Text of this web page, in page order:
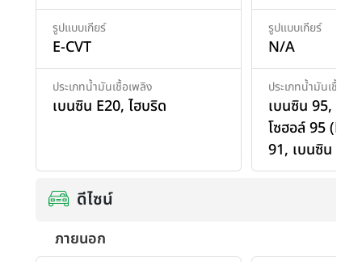
รูปแบบเกียร์
E-CVT
ประเภทน้ำมันเชื้อเพลิง
เบนซิน E20, ไฮบริด
รูปแบบเกียร์
N/A
ประเภทน้ำมันเชื้อเพ
เบนซิน 95,
โซฮอล์ 95
91, เบนซิน E20
ดีไซน์
ภายนอก